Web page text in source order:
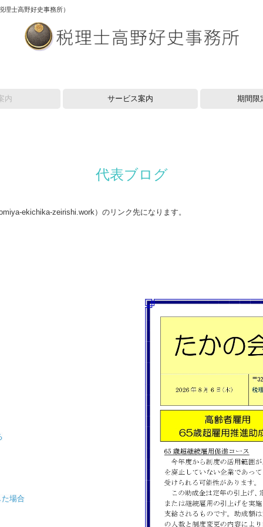
士高野好史事務所）
内 サービス案内 期間限
代表ブログ
ekichika-zeirishi.work）のリンク先になります。
場合